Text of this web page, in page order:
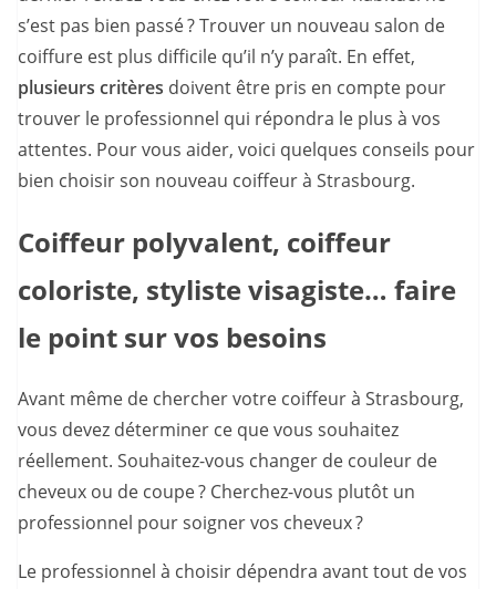
s’est pas bien passé ? Trouver un nouveau salon de
coiffure est plus difficile qu’il n’y paraît. En effet,
plusieurs critères doivent être pris en compte pour
trouver le professionnel qui répondra le plus à vos
attentes. Pour vous aider, voici quelques conseils pour
bien choisir son nouveau coiffeur à Strasbourg.
Coiffeur polyvalent, coiffeur
coloriste, styliste visagiste… faire
le point sur vos besoins
Avant même de chercher votre coiffeur à Strasbourg,
vous devez déterminer ce que vous souhaitez
réellement. Souhaitez-vous changer de couleur de
cheveux ou de coupe ? Cherchez-vous plutôt un
professionnel pour soigner vos cheveux ?
Le professionnel à choisir dépendra avant tout de vos